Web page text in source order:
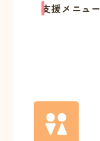
支援メニュー